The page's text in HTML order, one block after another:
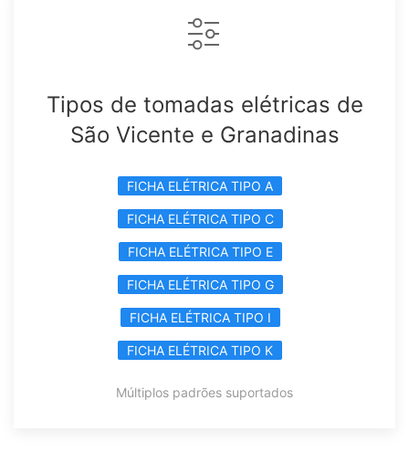
Tipos de tomadas elétricas de
São Vicente e Granadinas
FICHA ELÉTRICA TIPO A
FICHA ELÉTRICA TIPO C
FICHA ELÉTRICA TIPO E
FICHA ELÉTRICA TIPO G
FICHA ELÉTRICA TIPO I
FICHA ELÉTRICA TIPO K
Múltiplos padrões suportados